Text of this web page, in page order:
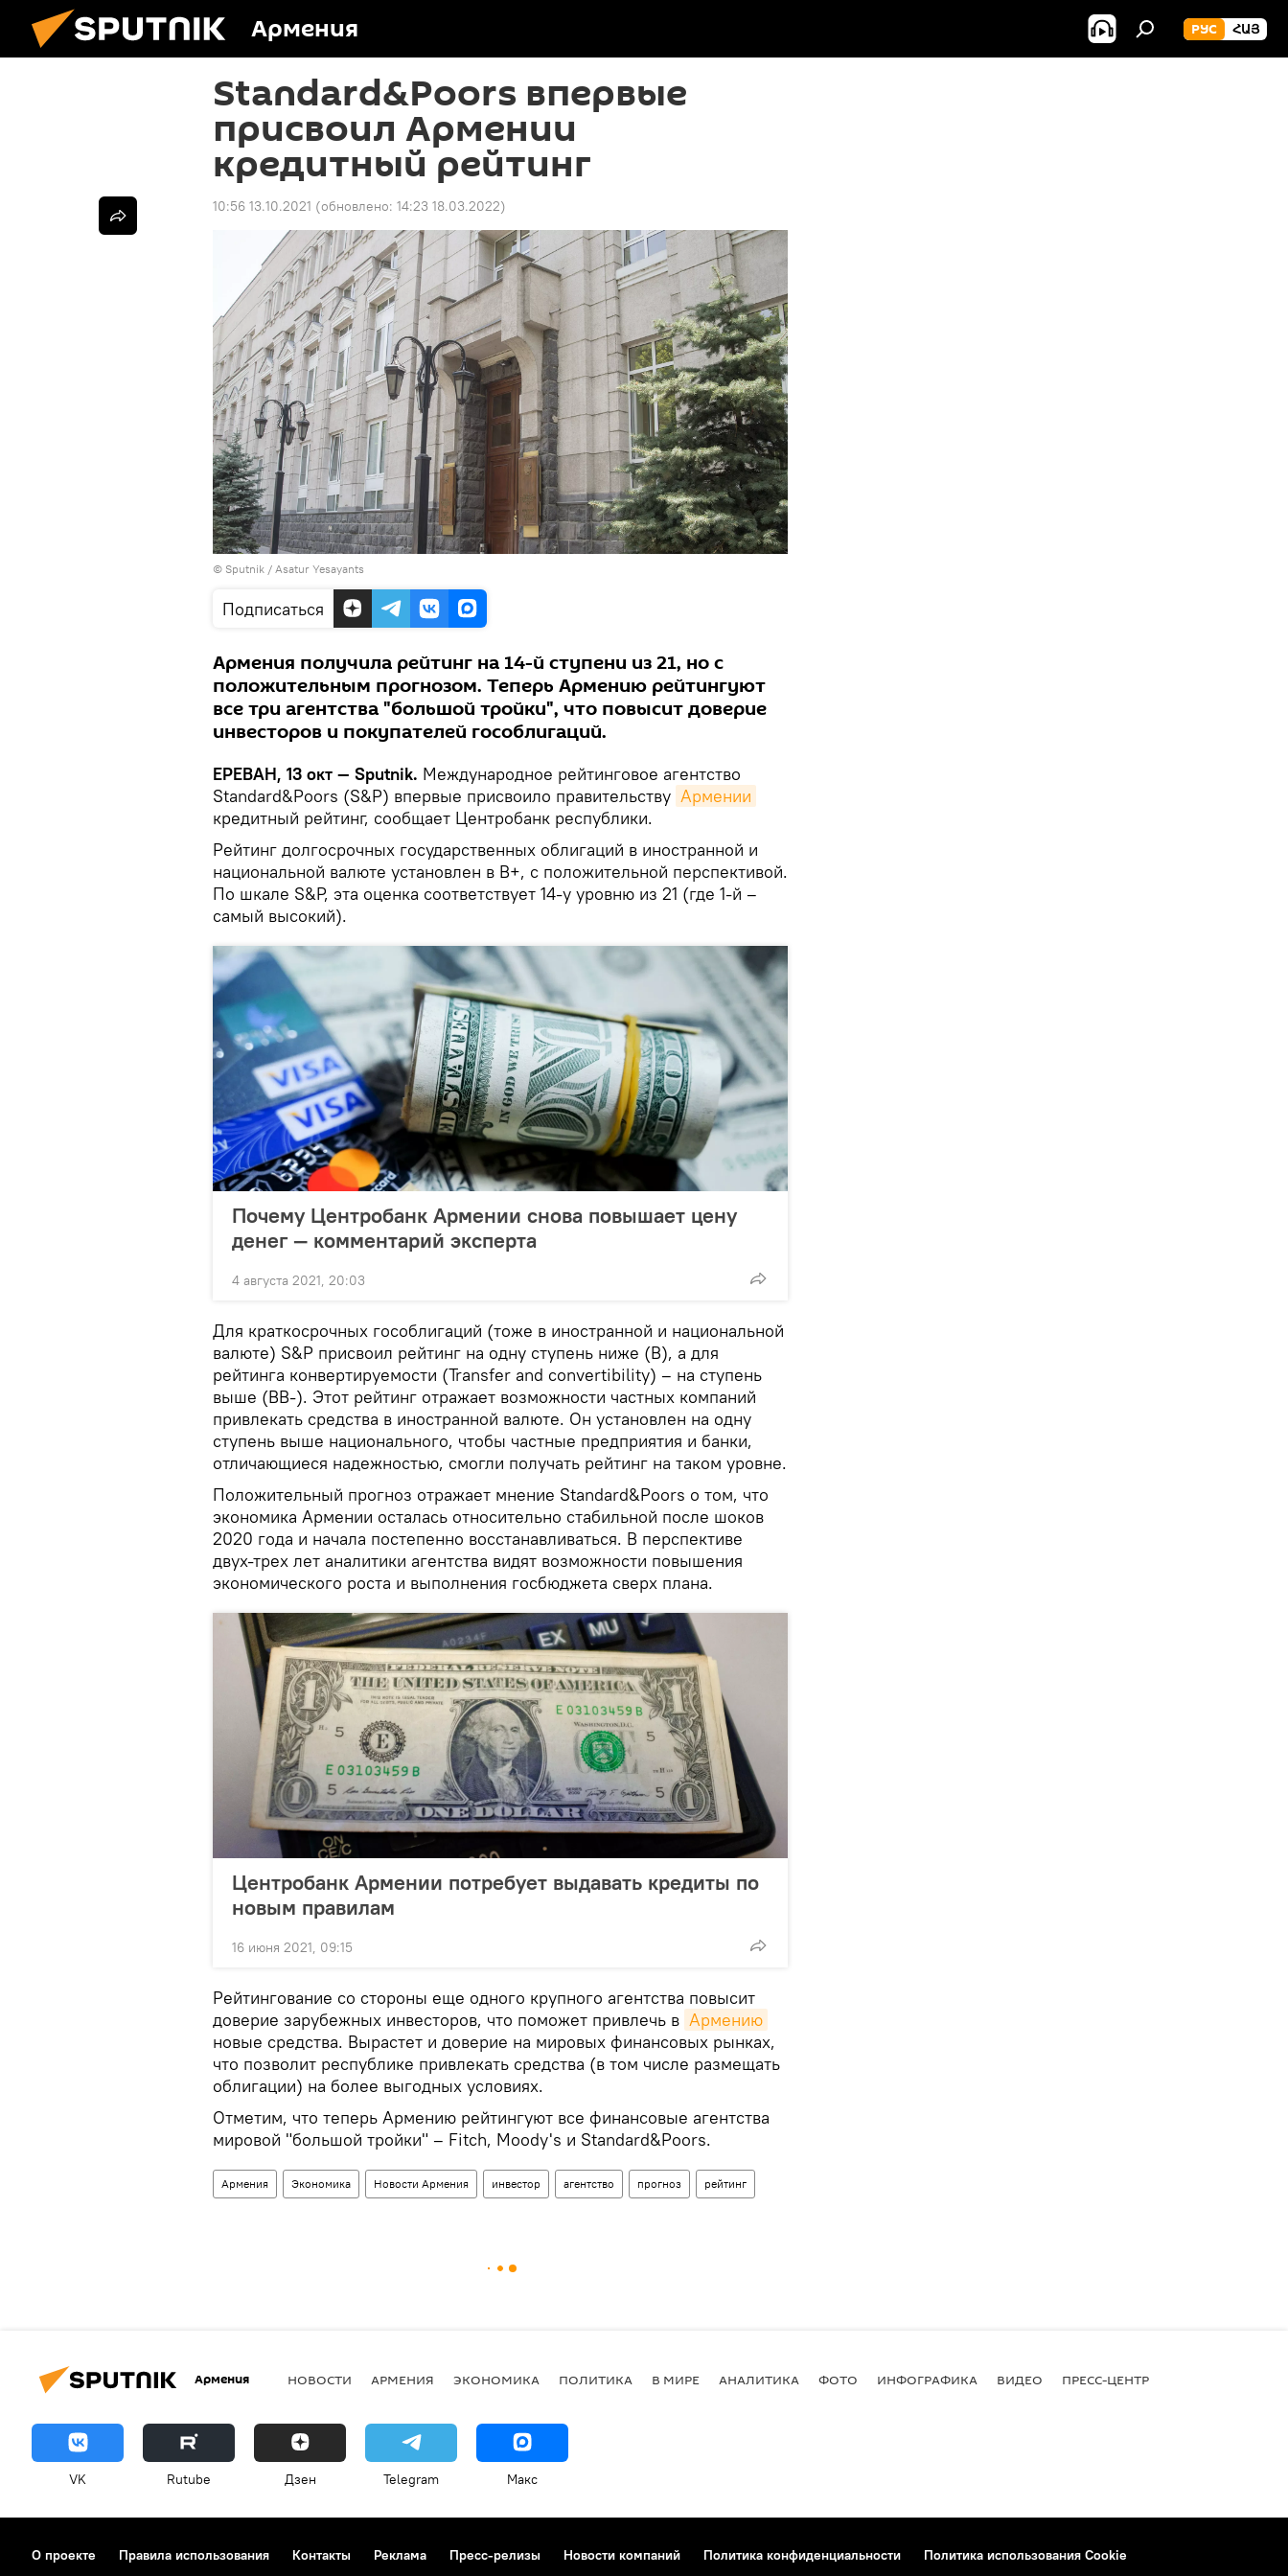
Армения РУС ՀԱՅ
Standard&Poors впервые
присвоил Армении
кредитный рейтинг
10:56 13.10.2021 (обновлено: 14:23 18.03.2022)
© Sputnik / Asatur Yesayants
Подписаться
Армения получила рейтинг на 14-й ступени из 21, но с
положительным прогнозом. Теперь Армению рейтингуют
все три агентства "большой тройки", что повысит доверие
инвесторов и покупателей гособлигаций.
ЕРЕВАН, 13 окт — Sputnik. Международное рейтинговое агентство
Standard&Poors (S&P) впервые присвоило правительству Армении
кредитный рейтинг, сообщает Центробанк республики.
Рейтинг долгосрочных государственных облигаций в иностранной и
национальной валюте установлен в B+, с положительной перспективой.
По шкале S&P, эта оценка соответствует 14-у уровню из 21 (где 1-й –
самый высокий).
Почему Центробанк Армении снова повышает цену
денег — комментарий эксперта
4 августа 2021, 20:03
Для краткосрочных гособлигаций (тоже в иностранной и национальной
валюте) S&P присвоил рейтинг на одну ступень ниже (B), а для
рейтинга конвертируемости (Transfer and convertibility) – на ступень
выше (BB-). Этот рейтинг отражает возможности частных компаний
привлекать средства в иностранной валюте. Он установлен на одну
ступень выше национального, чтобы частные предприятия и банки,
отличающиеся надежностью, смогли получать рейтинг на таком уровне.
Положительный прогноз отражает мнение Standard&Poors о том, что
экономика Армении осталась относительно стабильной после шоков
2020 года и начала постепенно восстанавливаться. В перспективе
двух-трех лет аналитики агентства видят возможности повышения
экономического роста и выполнения госбюджета сверх плана.
Центробанк Армении потребует выдавать кредиты по
новым правилам
16 июня 2021, 09:15
Рейтингование со стороны еще одного крупного агентства повысит
доверие зарубежных инвесторов, что поможет привлечь в Армению
новые средства. Вырастет и доверие на мировых финансовых рынках,
что позволит республике привлекать средства (в том числе размещать
облигации) на более выгодных условиях.
Отметим, что теперь Армению рейтингуют все финансовые агентства
мировой "большой тройки" – Fitch, Moody's и Standard&Poors.
Армения Экономика Новости Армения инвестор агентство прогноз рейтинг
Армения НОВОСТИ АРМЕНИЯ ЭКОНОМИКА ПОЛИТИКА В МИРЕ АНАЛИТИКА ФОТО ИНФОГРАФИКА ВИДЕО ПРЕСС-ЦЕНТР
VK Rutube Дзен Telegram Макс
О проекте Правила использования Контакты Реклама Пресс-релизы Новости компаний Политика конфиденциальности
Политика использования Cookie